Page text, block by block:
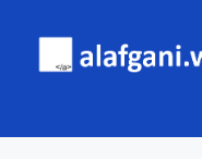
content